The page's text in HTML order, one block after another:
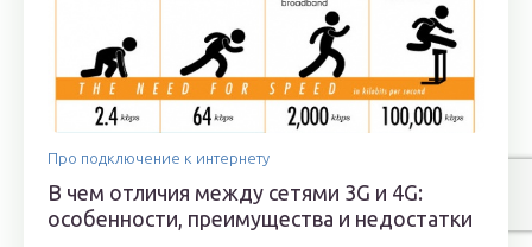
Про подключение к интернету
В чем отличия между сетями 3G и 4G:
особенности, преимущества и недостатки